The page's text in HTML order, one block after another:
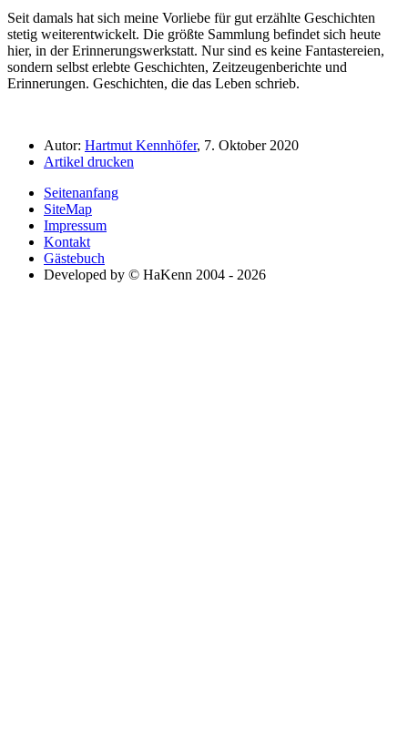
Seit damals hat sich meine Vorliebe für gut erzählte Geschichten
stetig weiterentwickelt. Die größte Sammlung befindet sich heute
hier, in der Erinnerungswerkstatt. Nur sind es keine Fantastereien,
sondern selbst erlebte Geschichten, Zeitzeugenberichte und
Erinnerungen. Geschichten, die das Leben schrieb.
Autor: Hartmut Kennhöfer, 7. Oktober 2020
Artikel drucken
Seitenanfang
SiteMap
Impressum
Kontakt
Gästebuch
Developed by © HaKenn 2004 - 2026